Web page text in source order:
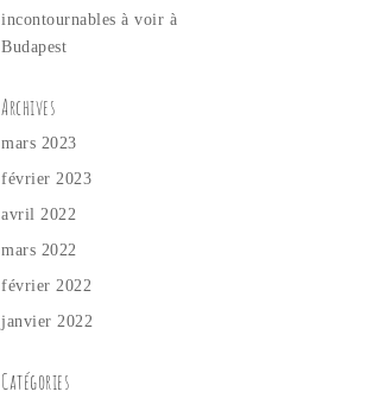
incontournables à voir à
Budapest
Archives
mars 2023
février 2023
avril 2022
mars 2022
février 2022
janvier 2022
Catégories